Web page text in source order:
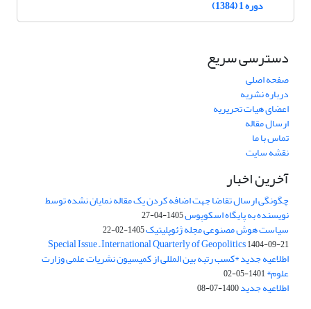
دوره 1 (1384)
دسترسی سریع
صفحه اصلی
درباره نشریه
اعضای هیات تحریریه
ارسال مقاله
تماس با ما
نقشه سایت
آخرین اخبار
چگونگی ارسال تقاضا جهت اضافه کردن یک مقاله نمایان نشده توسط
نویسنده به پایگاه اسکوپوس1405-04-27
سیاست هوش مصنوعی مجله ژئوپلیتیک1405-02-22
Special Issue – International Quarterly of Geopolitics1404-09-21
اطلاعیه جدید *کسب رتبه بین المللی از کمیسیون نشریات علمی وزارت
علوم*1401-05-02
اطلاعیه جدید1400-07-08